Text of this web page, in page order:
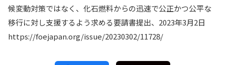
候変動対策ではなく、化石燃料からの迅速で公正かつ公平な
移行に対し支援するよう求める要請書提出、2023年3月2日
https://foejapan.org/issue/20230302/11728/